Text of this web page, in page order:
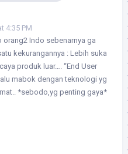
4:35 PM
orang2 Indo sebenarnya ga
kekurangannya : Lebih suka
produk luar…. “End User
mabok dengan teknologi yg
*sebodo,yg penting gaya*